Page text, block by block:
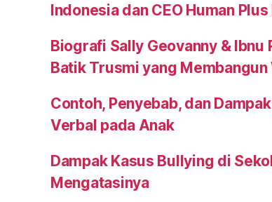
Indonesia dan CEO Human
Biografi Sally Geovanny & Ibnu
Batik Trusmi yang
Contoh, Penyebab, dan
Verbal pada Anak
Dampak Kasus Bullying di
Mengatasinya